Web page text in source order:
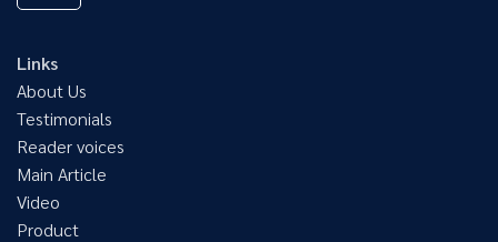
Links
About Us
Testimonials
Reader voices
Main Article
Video
Product